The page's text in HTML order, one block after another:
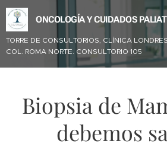
ONCOLOGÍA Y CUIDADOS
TORRE DE CONSULTORIOS, CLÍNICA
COL. ROMA NORTE. CONSULTORIO 105
Biopsia de
debemos